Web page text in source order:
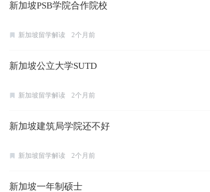
新加坡PSB学院合作院校
新加坡留学解读 2个月前
新加坡公立大学SUTD
新加坡留学解读 2个月前
新加坡建筑局学院还不好
新加坡留学解读 2个月前
新加坡一年制硕士